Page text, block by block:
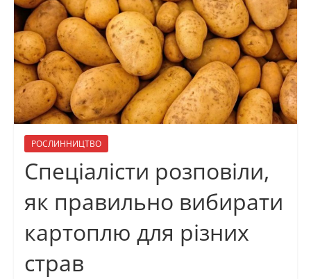
РОСЛИННИЦТВО
Спеціалісти розповіли,
як правильно вибирати
картоплю для різних
страв